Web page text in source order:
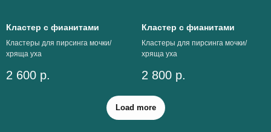
Кластер с фианитами
Кластеры для пирсинга мочки/
хряща уха
2 600 р.
Кластер с фианитами
Кластеры для пирсинга мочки/
хряща уха
2 800 р.
Load more